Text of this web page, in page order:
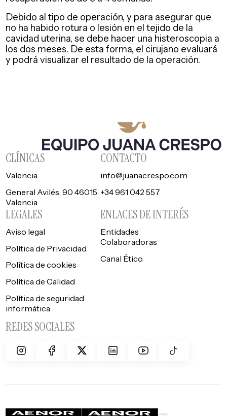
Debido al tipo de operación, y para asegurar que
no ha habido rotura o lesión en el tejido de la
cavidad uterina, se debe hacer una histeroscopia a
los dos meses. De esta forma, el cirujano evaluará
y podrá visualizar el resultado de la operación.
CLÍNICAS
Valencia
General Avilés, 90 46015
Valencia
CONTACTO
info@juanacrespo.com
+34 961 042 557
LEGALES
Aviso legal
Política de Privacidad
Política de cookies
Política de Calidad
Política de seguridad
informática
ENLACES DE INTERÉS
Entidades
Colaboradoras
Canal Ético
REDES SOCIALES